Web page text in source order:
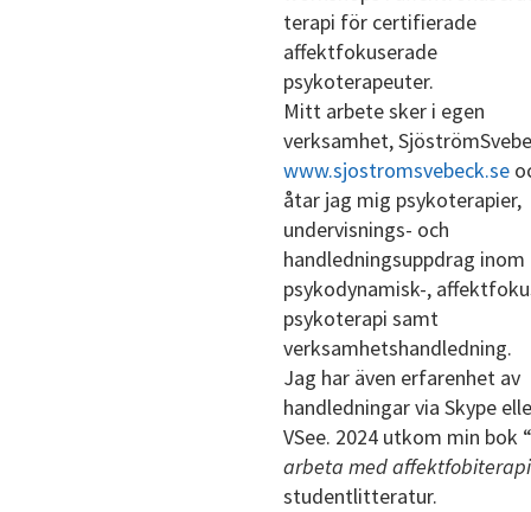
terapi för certifierade
affektfokuserade
psykoterapeuter.
Mitt arbete sker i egen
verksamhet,
www.sjostromsvebeck.se
åtar jag mig psykoterapier,
undervisnings- och
handledningsuppdrag inom
psykodynamisk-,
psykoterapi samt
verksamhetshandledning.
Jag har även erfarenhet av
handledningar via Skype
VSee. 2024 utkom min bok “
arbeta med
studentlitteratur.